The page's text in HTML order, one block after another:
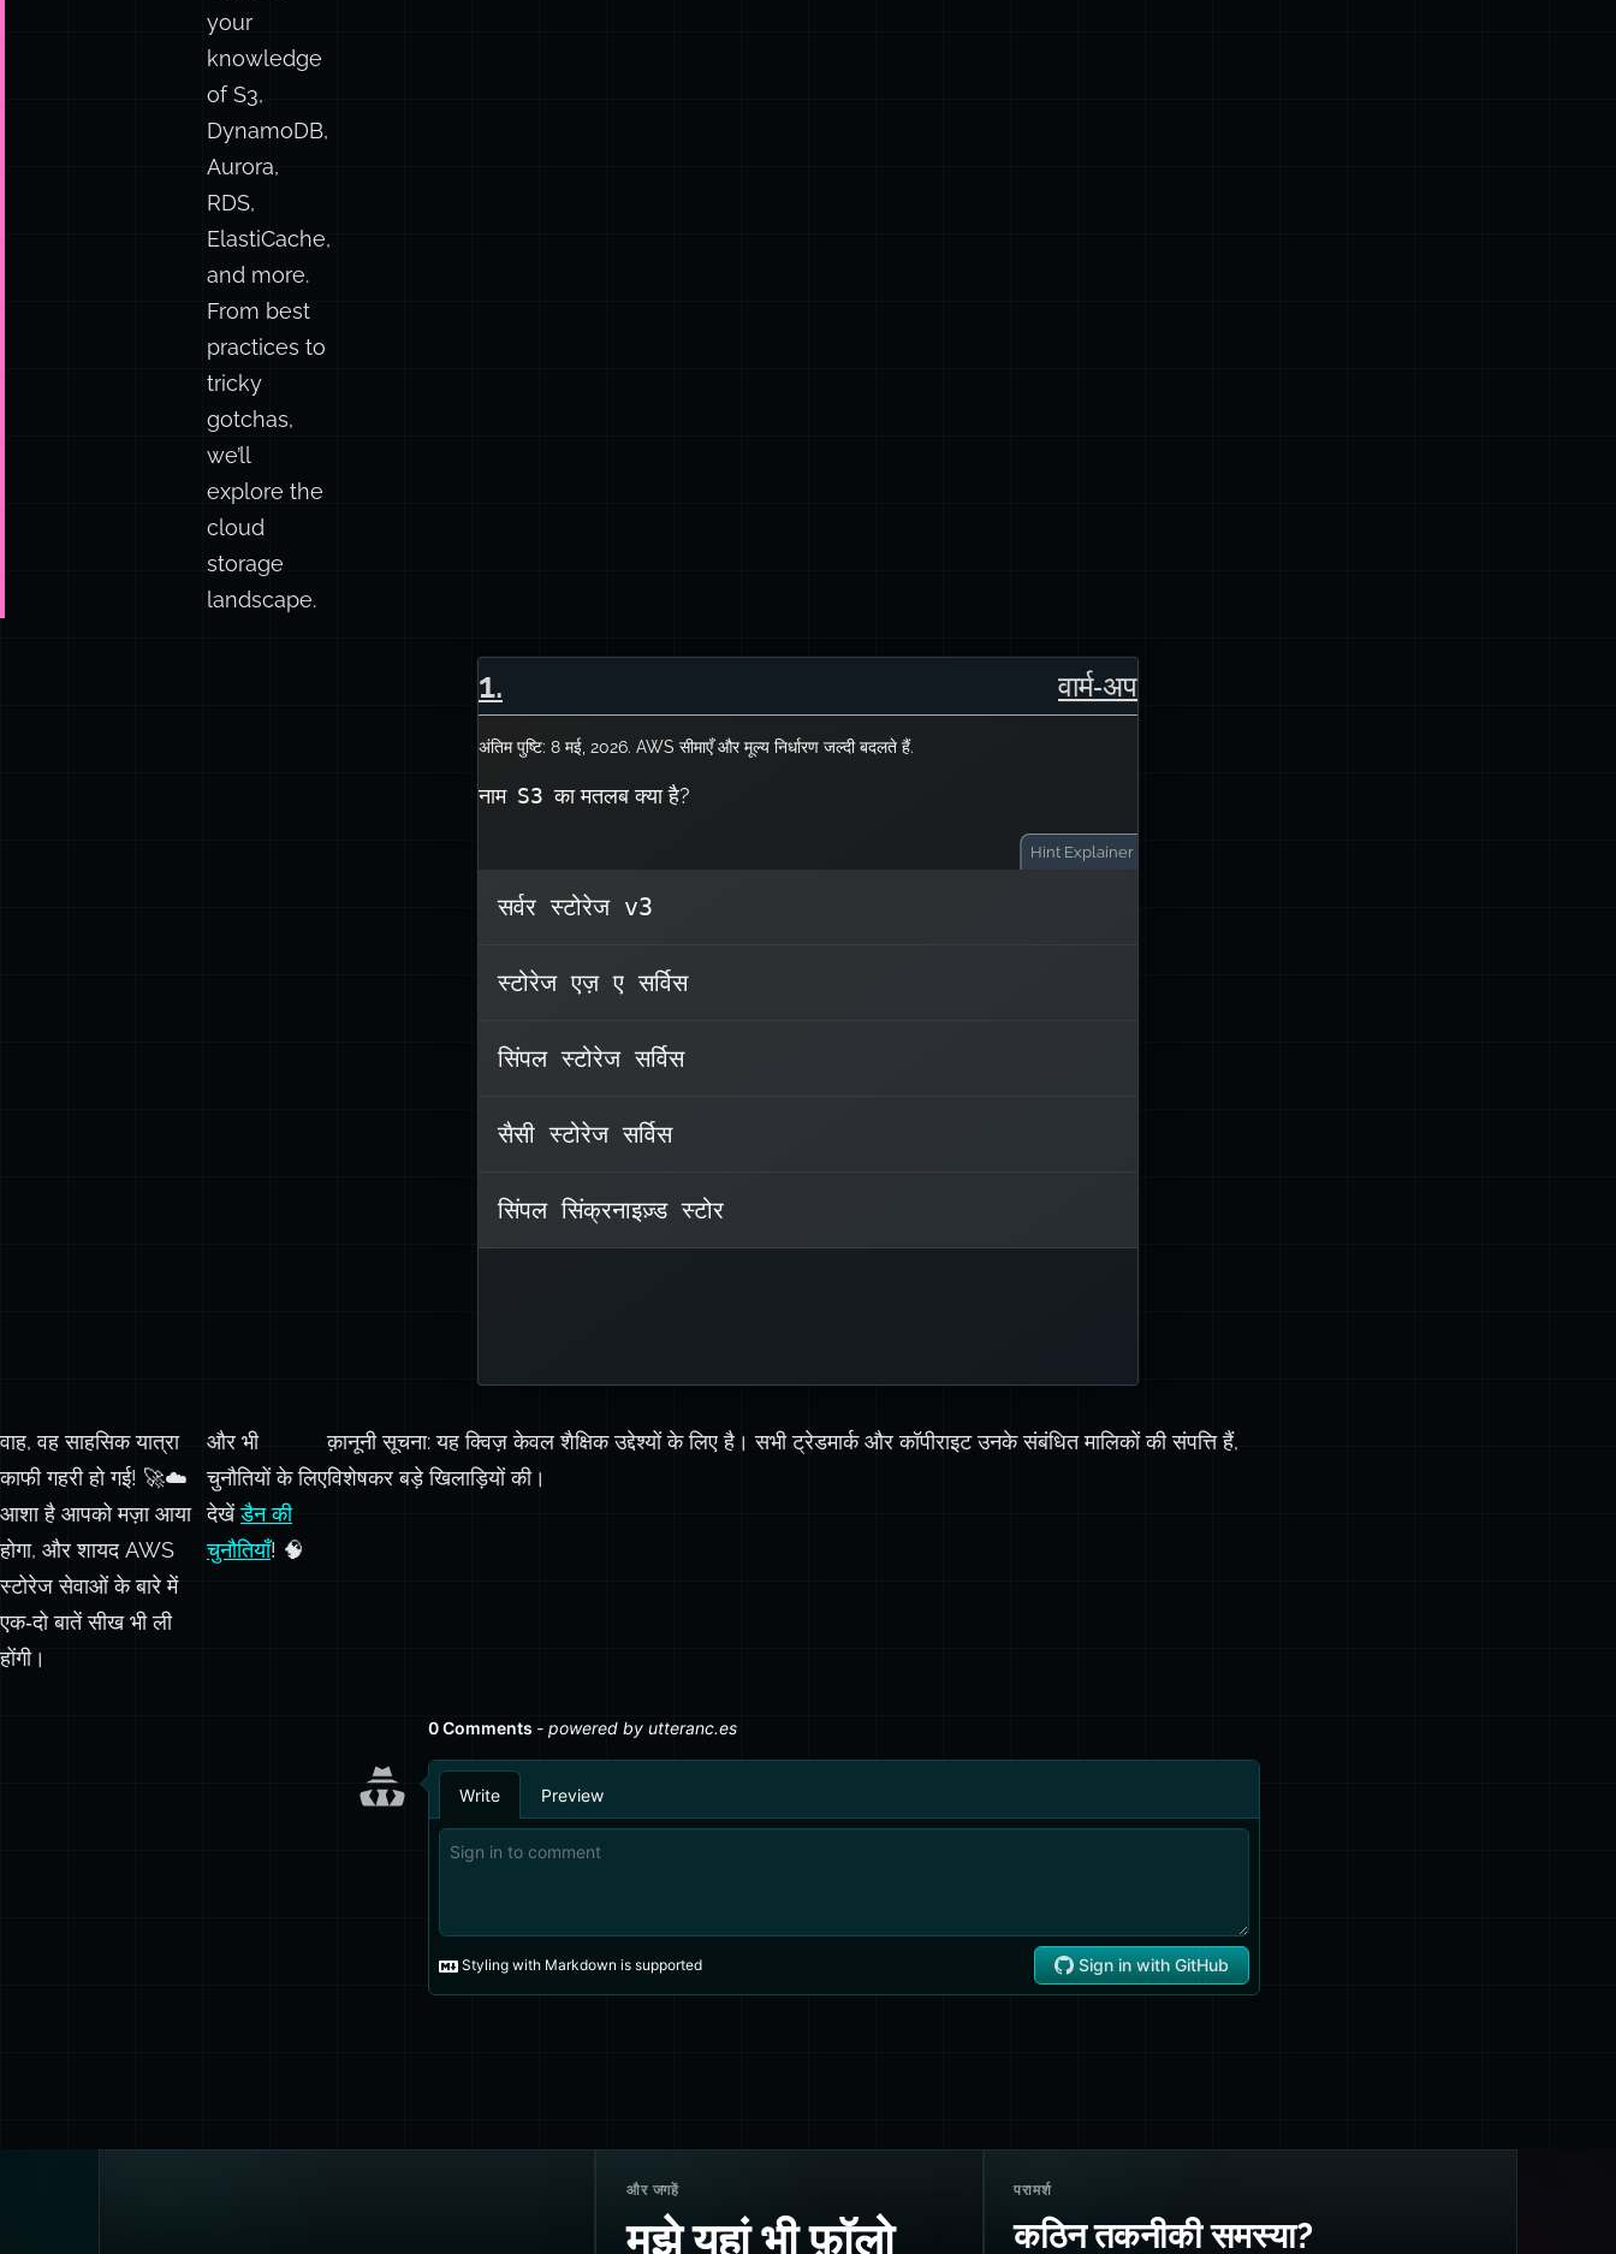
your
knowledge
of S3,
DynamoDB,
Aurora,
RDS,
ElastiCache,
and more.
From best
practices to
tricky
gotchas,
we’ll
explore the
cloud
storage
landscape.
1. वार्म‑अप
अंतिम पुष्टि: 8 मई, 2026. AWS सीमाएँ और मूल्य निर्धारण जल्दी बदलते हैं.
नाम S3 का मतलब क्या है?
Hint Explainer
सर्वर स्टोरेज v3
स्टोरेज एज़ ए सर्विस
सिंपल स्टोरेज सर्विस
सैसी स्टोरेज सर्विस
सिंपल सिंक्रनाइज़्ड स्टोर
ऑब्जेक्ट स्टोरेज सेवा है जो बड़े‑पैमाने पर डेटा संग्रहण के लिए डिज़ाइन
Standard: अक्सर एक्सेस किए जाने वाले डेटा के लिए
Glacier: दीर्घकालिक, कम‑लागत वाला अभिलेखीय संग्रह
प्रत्येक क्लास अलग मूल्य निर्धारण और एक्सेस विशेषताएँ देती है, जिससे
वाह, वह साहसिक यात्रा
काफी गहरी हो गई! 🚀☁️
आशा है आपको मज़ा आया
होगा, और शायद AWS
स्टोरेज सेवाओं के बारे में
एक‑दो बातें सीख भी ली
होंगी।
और भी
चुनौतियों के लिए
देखेंडैन की
चुनौतियाँ! 🧠
क़ानूनी सूचना: यह क्विज़ केवल शैक्षिक उद्देश्यों के लिए है। सभी ट्रेडमार्क और कॉपीराइट उनके संबंधित मालिकों की संपत्ति हैं,
विशेषकर बड़े खिलाड़ियों की।
और जगहें
मुझे यहां भी फ़ॉलो
परामर्श
कठिन तकनीकी समस्या?